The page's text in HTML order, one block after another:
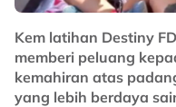
No node context
Related Topics
#Harry Kane #Piala Dunia
Kem latihan Destiny
memberi peluang
kemahiran atas
yang lebih berdaya